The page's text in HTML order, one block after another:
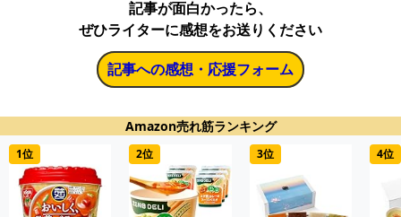
記事が面白かったら、
ぜひライターに感想をお送りください
記事への感想・応援フォーム
Amazon売れ筋ランキング
1位 2位 3位 4位